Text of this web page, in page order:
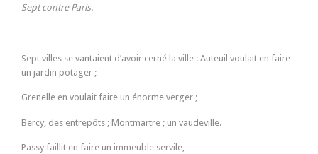
Sept contre Paris.
Sept villes se vantaient d’avoir cerné la ville : Auteuil voulait en faire
un jardin potager ;
Grenelle en voulait faire un énorme verger ;
Bercy, des entrepôts ; Montmartre ; un vaudeville.
Passy faillit en faire un immeuble servile,